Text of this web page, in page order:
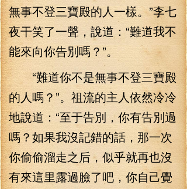
無事不登三寶殿的人一樣。”李七
夜干笑了一聲，說道：“難道我不
能來向你告別嗎？”。
“難道你不是無事不登三寶殿
的人嗎？”。祖流的主人依然冷冷
地說道：“至于告別，你有告別過
嗎？如果我沒記錯的話，那一次
你偷偷溜走之后，似乎就再也沒
有來這里露過臉了吧，你自己覺